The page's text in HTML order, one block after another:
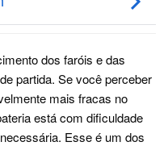
dos faróis e das
partida. Se você perceber
mais fracas no
está com dificuldade
Esse é um dos